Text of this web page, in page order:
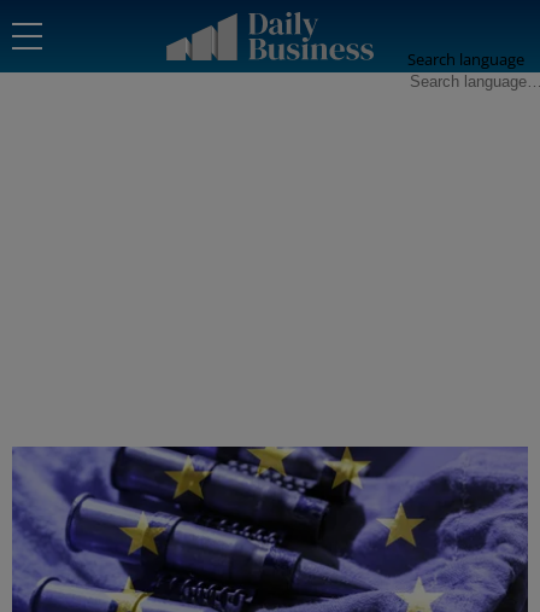
Search language